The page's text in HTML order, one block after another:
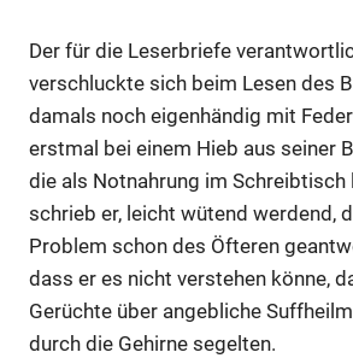
Anzeige
Anzeige
Der für die Leserbriefe
verschluckte sich beim Lesen des
damals noch eigenhändig mit
erstmal bei einem Hieb aus seiner
die als Notnahrung im Schreibtisch
schrieb er, leicht wütend werdend,
Problem schon des Öfteren
dass er es nicht verstehen könne,
Gerüchte über angebliche
durch die Gehirne segelten.